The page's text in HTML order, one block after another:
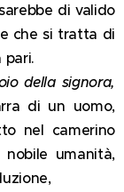
di valido
che si tratta di
pari.
della signora,
di un uomo,
nel camerino
umanità,